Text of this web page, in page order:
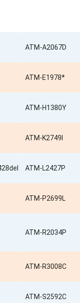
ATM-A2067D
ATM-E1978*
ATM-H1380Y
ATM-K2749I
ATM-L2427P
ATM-P2699L
ATM-R2034P
ATM-R3008C
ATM-S2592C